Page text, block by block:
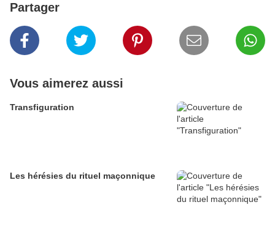
Partager
Vous aimerez aussi
Transfiguration
Les hérésies du rituel maçonnique